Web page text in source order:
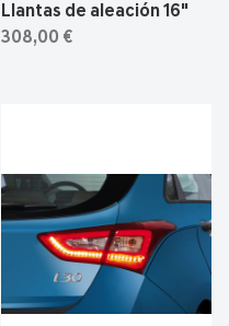
Llantas de aleación 16"
308,00 €